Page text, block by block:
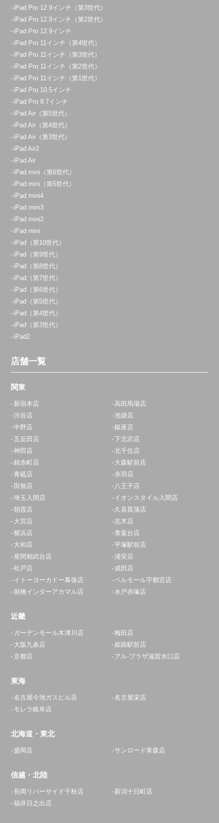
iPad Pro 12.9インチ（第3世代）
iPad Pro 12.9インチ（第2世代）
iPad Pro 12.9インチ
iPad Pro 11インチ（第4世代）
iPad Pro 11インチ（第3世代）
iPad Pro 11インチ（第2世代）
iPad Pro 11インチ（第1世代）
iPad Pro 10.5インチ
iPad Pro 9.7インチ
iPad Air（第5世代）
iPad Air（第4世代）
iPad Air（第3世代）
iPad Air2
iPad Air
iPad mini（第6世代）
iPad mini（第5世代）
iPad mini4
iPad mini3
iPad mini2
iPad mini
iPad（第10世代）
iPad（第9世代）
iPad（第8世代）
iPad（第7世代）
iPad（第6世代）
iPad（第5世代）
iPad（第4世代）
iPad（第3世代）
iPad2
店舗一覧
関東
新宿本店
高田馬場店
渋谷店
池袋店
中野店
銀座店
五反田店
下北沢店
神田店
北千住店
錦糸町店
大森駅前店
青砥店
赤羽店
田無店
八王子店
埼玉入間店
イオンスタイル入間店
朝霞店
久喜菖蒲店
大宮店
志木店
横浜店
青葉台店
大和店
平塚駅前店
座間相武台店
浦安店
松戸店
成田店
イトーヨーカドー幕張店
ベルモール宇都宮店
前橋インターアカマル店
水戸赤塚店
近畿
ガーデンモール木津川店
梅田店
大阪九条店
姫路駅前店
京都店
アル·プラザ滋賀水口店
東海
名古屋今池ガスビル店
名古屋栄店
モレラ岐阜店
北海道・東北
盛岡店 サンロード青森店
信越・北陸
長岡リバーサイド千秋店
新潟十日町店
福井日之出店